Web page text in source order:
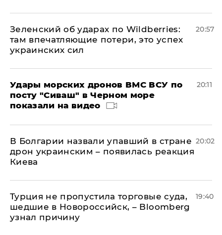
Зеленский об ударах по Wildberries:
там впечатляющие потери, это успех
украинских сил
20:57
Удары морских дронов ВМС ВСУ по
посту "Сиваш" в Черном море
показали на видео
20:11
В Болгарии назвали упавший в стране
дрон украинским – появилась реакция
Киева
20:02
Турция не пропустила торговые суда,
шедшие в Новороссийск, – Bloomberg
узнал причину
19:40